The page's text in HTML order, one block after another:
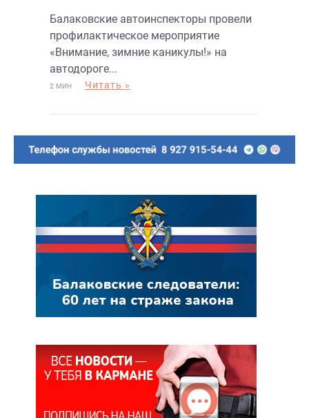
рейды
Балаковские автоинспекторы провели
профилактическое мероприятие
«Внимание, зимние каникулы!» на
автодороге...
2 МИН Читать »